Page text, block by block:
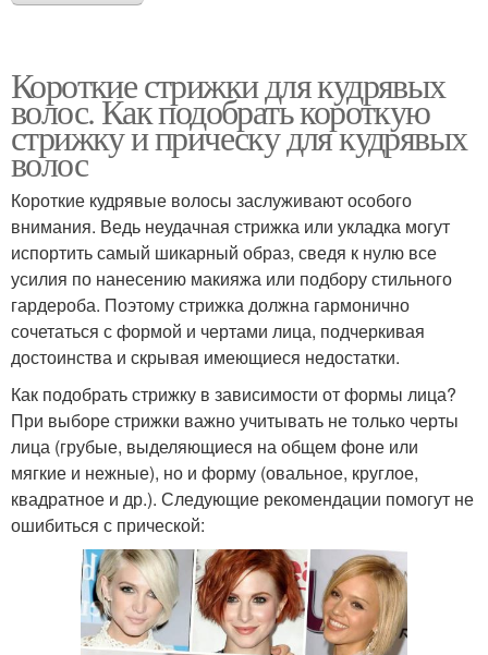
Короткие стрижки для кудрявых
волос. Как подобрать короткую
стрижку и прическу для кудрявых
волос
Короткие кудрявые волосы заслуживают особого
внимания. Ведь неудачная стрижка или укладка могут
испортить самый шикарный образ, сведя к нулю все
усилия по нанесению макияжа или подбору стильного
гардероба. Поэтому стрижка должна гармонично
сочетаться с формой и чертами лица, подчеркивая
достоинства и скрывая имеющиеся недостатки.
Как подобрать стрижку в зависимости от формы лица?
При выборе стрижки важно учитывать не только черты
лица (грубые, выделяющиеся на общем фоне или
мягкие и нежные), но и форму (овальное, круглое,
квадратное и др.). Следующие рекомендации помогут не
ошибиться с прической: